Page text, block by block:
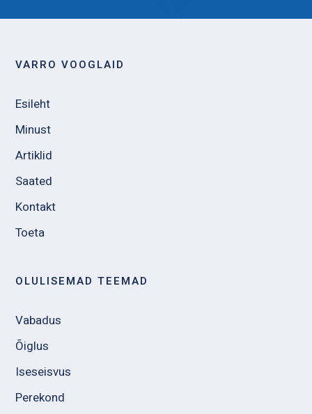
VARRO VOOGLAID
Esileht
Minust
Artiklid
Saated
Kontakt
Toeta
OLULISEMAD TEEMAD
Vabadus
Õiglus
Iseseisvus
Perekond